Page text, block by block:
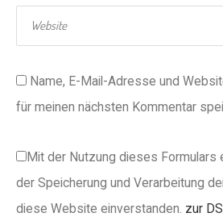
Name, E-Mail-Adresse und
für meinen nächsten Kommentar
Mit der Nutzung dieses Formulars
der Speicherung und Verarbeitung
diese Website einverstanden. zur